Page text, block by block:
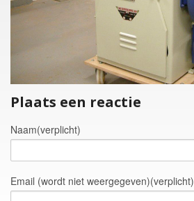
Plaats een reactie
Naam(verplicht)
Email (wordt niet weergegeven)(verplicht)